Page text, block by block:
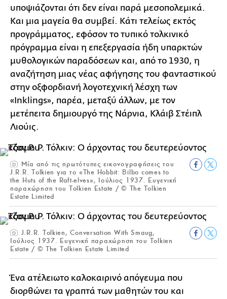
υποψιάζονται ότι δεν είναι παρά μεσοπολεμικά.
Και μια μαγεία θα συμβεί. Κάτι τελείως εκτός
προγράμματος, εφόσον το τυπικό τολκινικό
πρόγραμμα είναι η επεξεργασία ήδη υπαρκτών
μυθολογικών παραδόσεων και, από το 1930, η
αναζήτηση μιας νέας αφήγησης του φανταστικού
στην οξφορδιανή λογοτεχνική λέσχη των
«Inklings», παρέα, μεταξύ άλλων, με τον
μετέπειτα δημιουργό της Νάρνια, Κλάιβ Στέιπλ
Λιούις.
Μία από τις πρωτότυπες εικονογραφήσεις του
J.R.R. Tolkien για το «The Hobbit: Bilbo comes to
the Huts of the Raft-elves», Ιούλιος 1937. Ευγενική
παραχώρηση του Tolkien Estate / © The Tolkien
Estate Limited
J.R.R. Tolkien, Conversation With Smaug,
Ιούλιος 1937. Ευγενική παραχώρηση του Tolkien
Estate / © The Tolkien Estate Limited
Ένα ατέλειωτο καλοκαιρινό απόγευμα που
διορθώνει τα γραπτά των μαθητών του και